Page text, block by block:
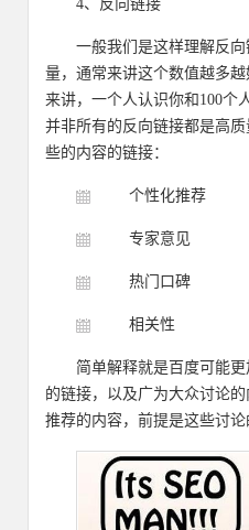
4、反向链接
一般我们是这样理解反
量，通常来讲这个数值越多
来讲，一个人认识你和100个
并非所有的反向链接都是高
些的内容的链接：
个性化推荐
专家意见
热门口碑
相关性
简单解释就是百度可能
的链接，以及广为大众讨论
推荐的内容，前提是这些讨论